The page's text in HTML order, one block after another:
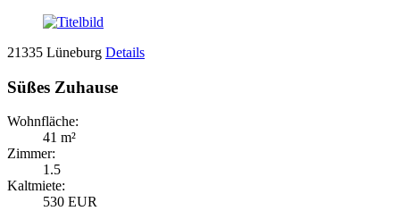
21335 Lüneburg Details
Süßes Zuhause
Wohnfläche:
41 m²
Zimmer:
1.5
Kaltmiete:
530 EUR